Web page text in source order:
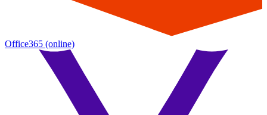
Office365 (online)